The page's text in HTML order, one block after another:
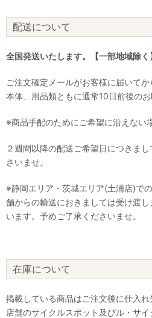
配送について
全国発送いたします。【一部地域除く
ご注文確定メールがお客様に届いて
本体、用品類ともに通常10日前後のお
※商品手配のためにご希望に沿えない
２週間以降の配送ご希望日につきま
さいませ。
※静岡エリア・茨城エリア(土浦店)で
舗からの輸送におきましては受け渡
います。予めご了承くださいませ。
在庫について
掲載している商品はご注文後に仕入
店舗のサイクルスポット及びル・サ